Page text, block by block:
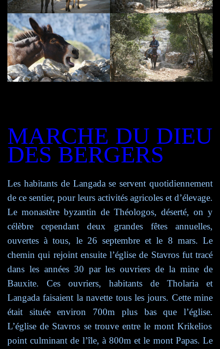
MARCHE DU DIEU
DES BERGERS
Les habitants de Langadase servent quotidiennement
de ce sentier, pour leurs activités agricoles et d’élevage.
Le monastère byzantin de Théologos, déserté, on y
célèbre cependant deux grandes fêtes annuelles,
ouvertes à tous, le 26 septembre et le 8 mars. Le
chemin qui rejoint ensuite l’église de Stavros fut tracé
dans les années 30 par les ouvriers de la mine de
Bauxite. Ces ouvriers, habitants de Tholaria et
Langada faisaient la navette tous les jours. Cette mine
était située environ 700m plus bas que l’église.
L’église de Stavros se trouve entre le mont Krikelios
point culminant de l’île, à 800m et le mont Papas. Le